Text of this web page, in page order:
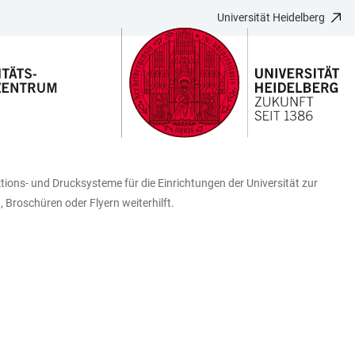
Universität Heidelberg
und Drucksysteme für die Einrichtungen der Universität zur
Broschüren oder Flyern weiterhilft.